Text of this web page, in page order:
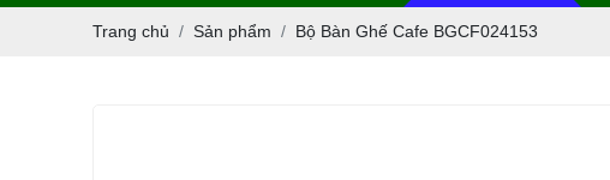
Trang chủ Sản phẩm Bộ Bàn Ghế Cafe BGCF024153